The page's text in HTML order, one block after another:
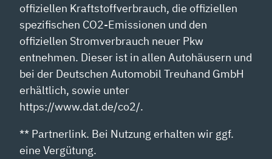
offiziellen Kraftstoffverbrauch, die offiziellen
spezifischen CO2-Emissionen und den
offiziellen Stromverbrauch neuer Pkw
entnehmen. Dieser ist in allen Autohäusern und
bei der Deutschen Automobil Treuhand GmbH
erhältlich, sowie unter
https://www.dat.de/co2/.
** Partnerlink. Bei Nutzung erhalten wir ggf.
eine Vergütung.